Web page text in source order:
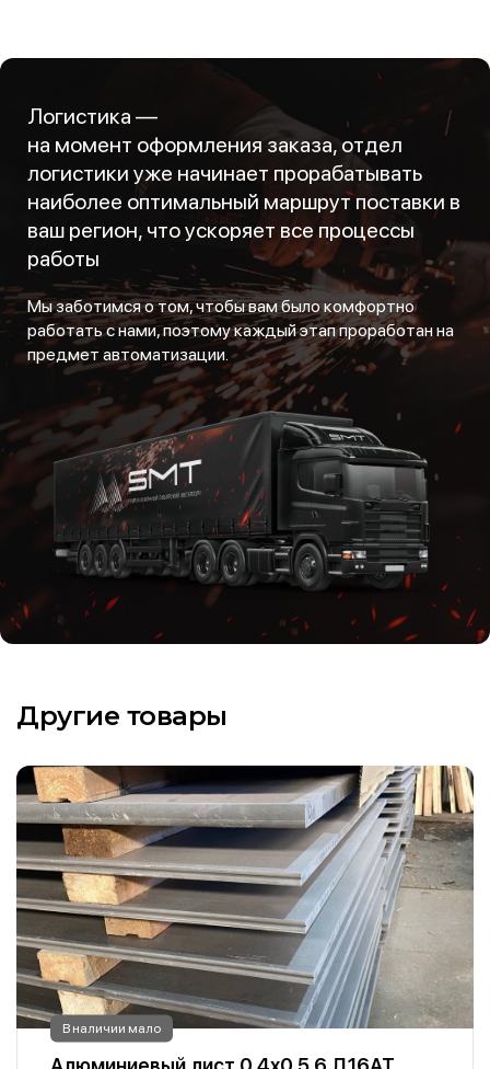
Логистика —
на момент оформления заказа, отдел
логистики уже начинает прорабатывать
наиболее оптимальный маршрут поставки в
ваш регион, что ускоряет все процессы
работы
Мы заботимся о том, чтобы вам было комфортно
работать с нами, поэтому каждый этап проработан на
предмет автоматизации.
Другие товары
В наличии мало